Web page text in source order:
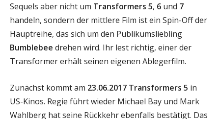
Sequels aber nicht um Transformers 5, 6 und 7
handeln, sondern der mittlere Film ist ein Spin-Off der
Hauptreihe, das sich um den Publikumsliebling
Bumblebee drehen wird. Ihr lest richtig, einer der
Transformer erhält seinen eigenen Ablegerfilm.
Zunächst kommt am 23.06.2017 Transformers 5 in
US-Kinos. Regie führt wieder Michael Bay und Mark
Wahlberg hat seine Rückkehr ebenfalls bestätigt. Das